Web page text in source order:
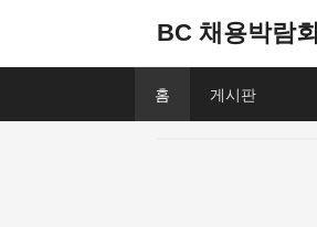
BC 채용박람회
홈 게시판